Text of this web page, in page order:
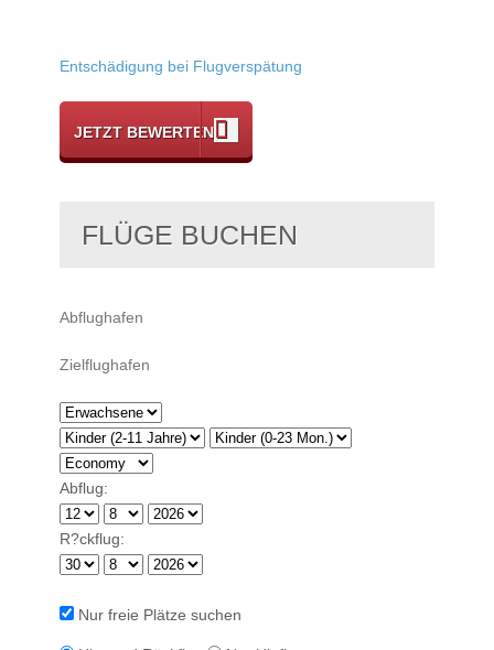
Entschädigung bei Flugverspätung
JETZT BEWERTEN
FLÜGE BUCHEN
Abflug:
R?ckflug:
Nur freie Plätze suchen